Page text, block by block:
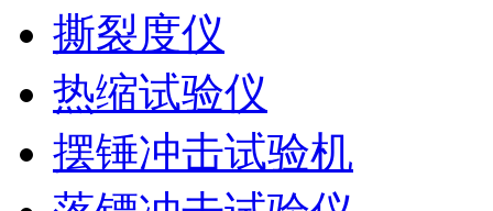
撕裂度仪
热缩试验仪
摆锤冲击试验机